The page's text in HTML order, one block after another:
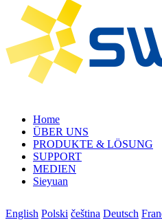
Home
ÜBER UNS
PRODUKTE & LÖSUNG
SUPPORT
MEDIEN
Sieyuan
English Polski čeština Deutsch